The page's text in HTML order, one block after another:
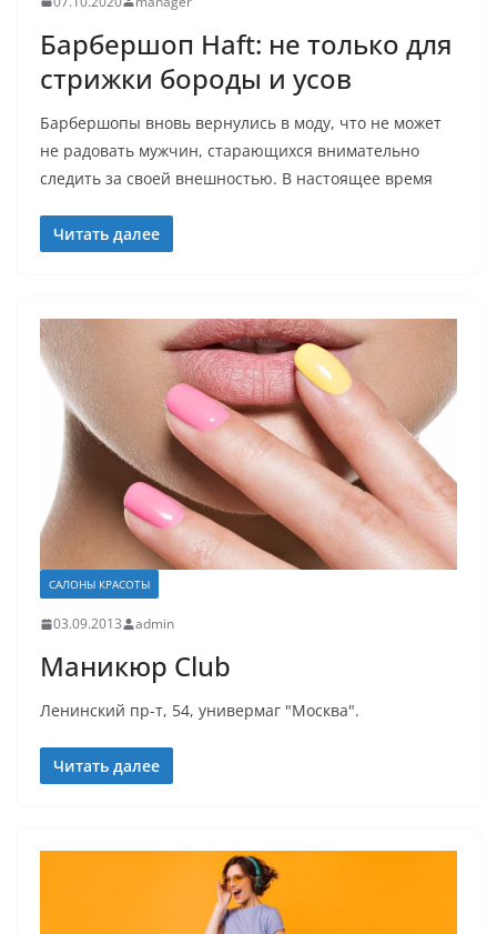
Барбершоп Haft: не только для
стрижки бороды и усов
Барбершопы вновь вернулись в моду, что не может
не радовать мужчин, старающихся внимательно
следить за своей внешностью. В настоящее время
Читать далее
САЛОНЫ КРАСОТЫ
03.09.2013 admin
Маникюр Club
Ленинский пр-т, 54, универмаг "Москва".
Читать далее